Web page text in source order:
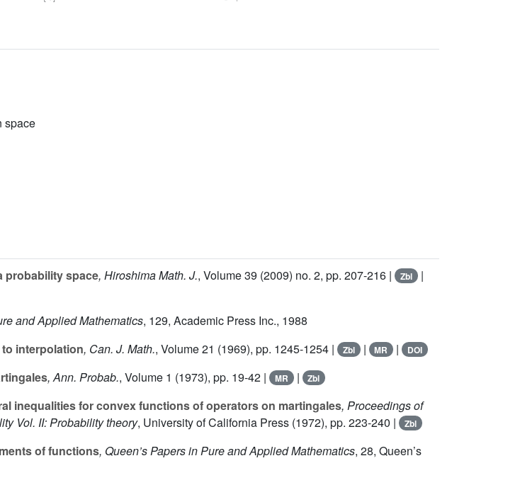
space
probability space, Hiroshima Math. J., Volume 39 (2009) no. 2, pp. 207-216 | Zbl |
and Applied Mathematics, 129, Academic Press Inc., 1988
interpolation, Can. J. Math., Volume 21 (1969), pp. 1245-1254 | Zbl | MR | DOI
, Ann. Probab., Volume 1 (1973), pp. 19-42 | MR | Zbl
inequalities for convex functions of operators on martingales, Proceedings of
Vol. II: Probability theory, University of California Press (1972), pp. 223-240 | Zbl
of functions, Queen’s Papers in Pure and Applied Mathematics, 28, Queen’s